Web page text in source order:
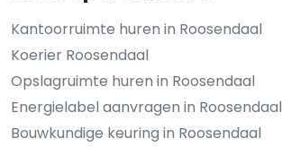
Kantoorruimte huren in Roosendaal
Koerier Roosendaal
Opslagruimte huren in Roosendaal
Energielabel aanvragen in Roosendaal
Bouwkundige keuring in Roosendaal